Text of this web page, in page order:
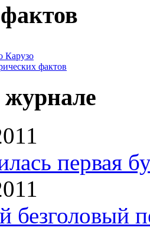
Карузо
фактов
первая
безголовый